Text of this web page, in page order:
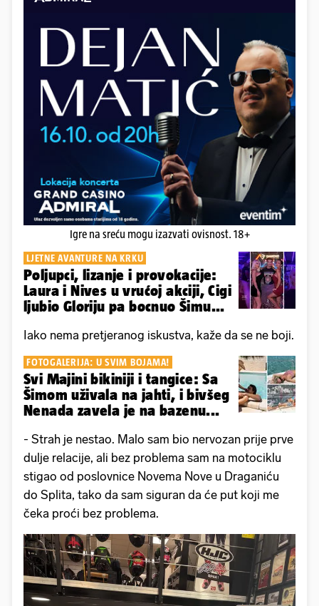
Igre na sreću mogu izazvati ovisnost. 18+
LJETNE AVANTURE NA KRKU
Poljupci, lizanje i provokacije:
Laura i Nives u vrućoj akciji, Cigi
ljubio Gloriju pa bocnuo Šimu...
Iako nema pretjeranog iskustva, kaže da se ne boji.
FOTOGALERIJA: U SVIM BOJAMA!
Svi Majini bikiniji i tangice: Sa
Šimom uživala na jahti, i bivšeg
Nenada zavela je na bazenu...
- Strah je nestao. Malo sam bio nervozan prije prve
dulje relacije, ali bez problema sam na motociklu
stigao od poslovnice Novema Nove u Draganiću
do Splita, tako da sam siguran da će put koji me
čeka proći bez problema.